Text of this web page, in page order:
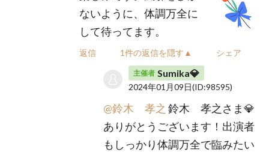
ないように、体調万全に
して待ってます。
返信 1件の返信を隠す▲ シェア
主催者 Sumika💎
2024年01月09日(ID:98595)
@鈴木 孝之 鈴木 孝之さま💎
ありがとうございます！出演者
もしっかり体調万全で臨みたい